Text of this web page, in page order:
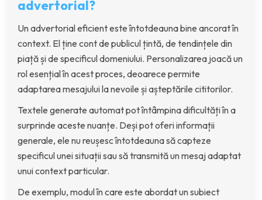
advertorial?
Un advertorial eficient este întotdeauna bine ancorat în
context. El ține cont de publicul țintă, de tendințele din
piață și de specificul domeniului. Personalizarea joacă un
rol esențial în acest proces, deoarece permite
adaptarea mesajului la nevoile și așteptările cititorilor.
Textele generate automat pot întâmpina dificultăți în a
surprinde aceste nuanțe. Deși pot oferi informații
generale, ele nu reușesc întotdeauna să capteze
specificul unei situații sau să transmită un mesaj adaptat
unui context particular.
De exemplu, modul în care este abordat un subiect